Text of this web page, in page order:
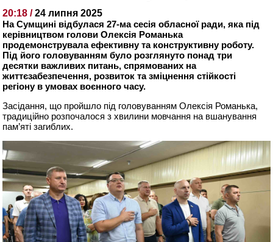
20:18 /24 липня 2025
На Сумщині відбулася 27-ма сесія обласної ради, яка під
керівництвом голови Олексія Романька
продемонструвала ефективну та конструктивну роботу.
Під його головуванням було розглянуто понад три
десятки важливих питань, спрямованих на
життєзабезпечення, розвиток та зміцнення стійкості
регіону в умовах воєнного часу.
Засідання, що пройшло під головуванням Олексія Романька,
традиційно розпочалося з хвилини мовчання на вшанування
пам’яті загиблих.